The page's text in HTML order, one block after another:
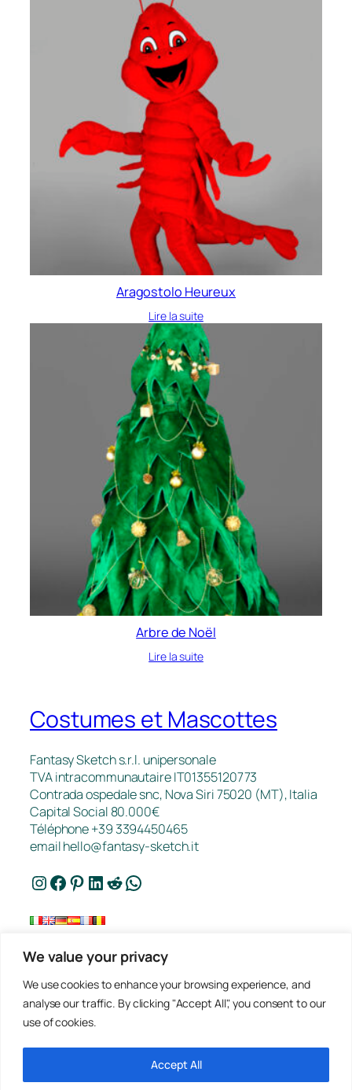
We value your privacy
We use cookies to enhance your browsing experience, and
analyse our traffic. By clicking "Accept All", you consent to our
use of cookies.
Accept All
Aragostolo Heureux
Lire la suite
Arbre de Noël
Lire la suite
Costumes et Mascottes
Fantasy Sketch s.r.l. unipersonale
TVA intracommunautaire IT01355120773
Contrada ospedale snc, Nova Siri 75020 (MT), Italia
Capital Social 80.000€
Téléphone +39 3394450465
emailhello@fantasy-sketch.it
Instagram Facebook Pinterest LinkedIn Reddit WhatsApp
Travaux
Contact
Politique de Confidentialité